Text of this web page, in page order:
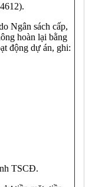
Ngân sách cấp,
hoàn lại bằng
động dự án, ghi:
TSCĐ.